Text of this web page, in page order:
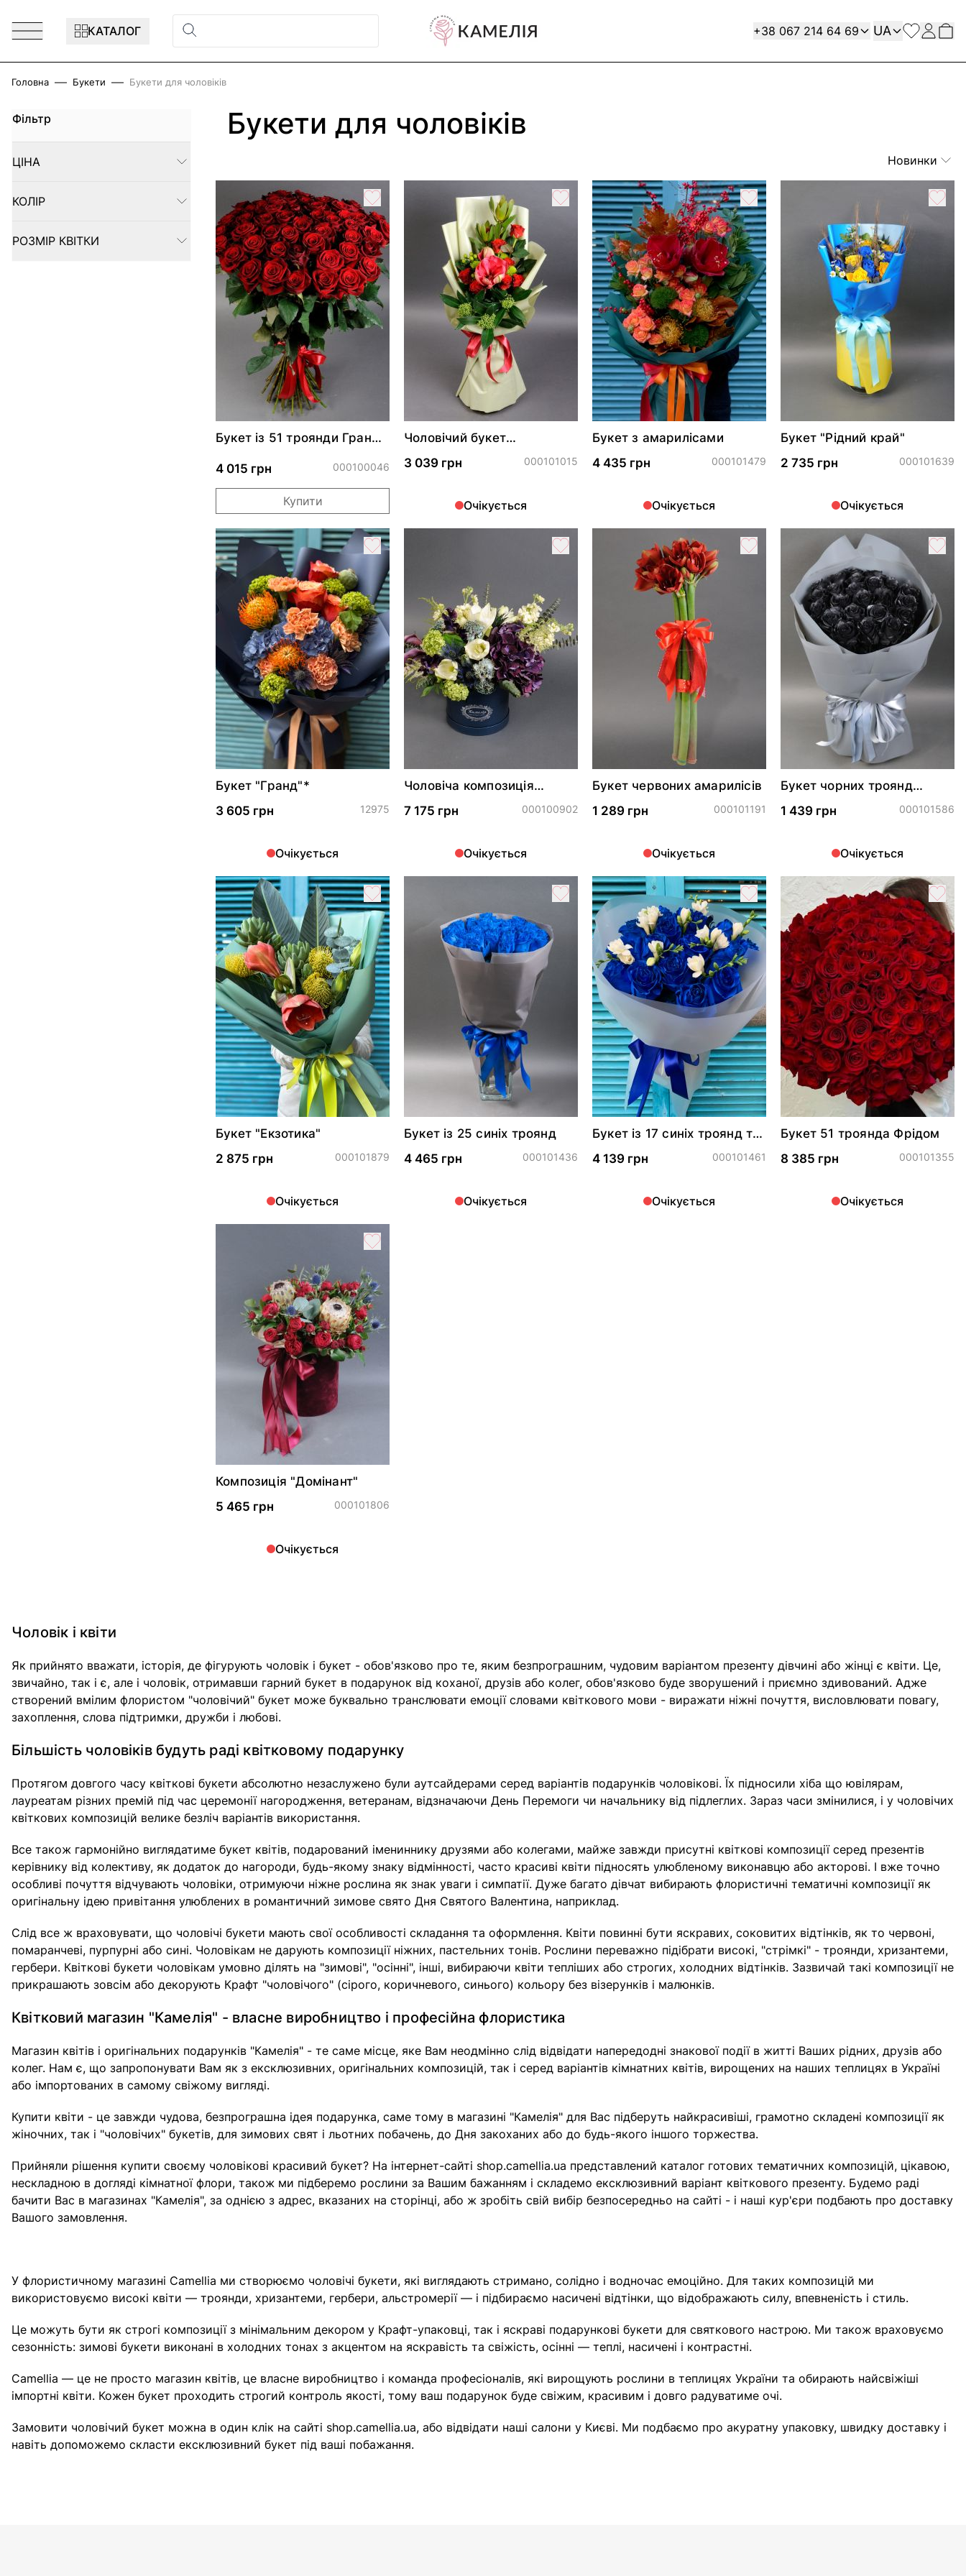
КАТАЛОГ
Contact
+38 067 214 64 69 Мова
UA
Головна Букети Букети для чоловіків
Фільтр
ЦІНА
FILTER
КОЛІР
FILTER
РОЗМІР КВІТКИ
FILTER
Букети для чоловіків
Новинки
Букет із 51 троянди Гран
4 015 грн
000100046
Купити
Чоловічий букет
3 039 грн
000101015
Очікується
Букет з амарилісами
4 435 грн
000101479
Очікується
Букет "Рідний край"
2 735 грн
000101639
Очікується
Букет "Гранд"*
3 605 грн
12975
Очікується
Чоловіча композиція
7 175 грн
000100902
Очікується
Букет червоних амарилісів
1 289 грн
000101191
Очікується
Букет чорних троянд
1 439 грн
000101586
Очікується
Букет "Екзотика"
2 875 грн
000101879
Очікується
Букет із 25 синіх троянд
4 465 грн
000101436
Очікується
Букет із 17 синіх троянд та
4 139 грн
000101461
Очікується
Букет 51 троянда Фрідом
8 385 грн
000101355
Очікується
Композиція "Домінант"
5 465 грн
000101806
Очікується
Чоловік і квіти
Як прийнято вважати, історія, де фігурують чоловік і букет - обов'язково про те, яким безпрограшним, чудовим варіантом презенту дівчині або жінці є квіти. Це,
звичайно, так і є, але і чоловік, отримавши гарний букет в подарунок від коханої, друзів або колег, обов'язково буде зворушений і приємно здивований. Адже
створений вмілим флористом "чоловічий" букет може буквально транслювати емоції словами квіткового мови - виражати ніжні почуття, висловлювати повагу,
захоплення, слова підтримки, дружби і любові.
Більшість чоловіків будуть раді квітковому подарунку
Протягом довгого часу квіткові букети абсолютно незаслужено були аутсайдерами серед варіантів подарунків чоловікові. Їх підносили хіба що ювілярам, ​​
лауреатам різних премій під час церемонії нагородження, ветеранам, відзначаючи День Перемоги чи начальнику від підлеглих. Зараз часи змінилися, і у чоловічих
квіткових композицій велике безліч варіантів використання.
Все також гармонійно виглядатиме букет квітів, подарований імениннику друзями або колегами, майже завжди присутні квіткові композиції серед презентів
керівнику від колективу, як додаток до нагороди, будь-якому знаку відмінності, часто красиві квіти підносять улюбленому виконавцю або акторові. І вже точно
особливі почуття відчувають чоловіки, отримуючи ніжне рослина як знак уваги і симпатії. Дуже багато дівчат вибирають флористичні тематичні композиції як
оригінальну ідею привітання улюблених в романтичний зимове свято Дня Святого Валентина, наприклад.
Слід все ж враховувати, що чоловічі букети мають свої особливості складання та оформлення. Квіти повинні бути яскравих, соковитих відтінків, як то червоні,
помаранчеві, пурпурні або сині. Чоловікам не дарують композиції ніжних, пастельних тонів. Рослини переважно підібрати високі, "стрімкі" - троянди, хризантеми,
гербери. Квіткові букети чоловікам умовно ділять на "зимові", "осінні", інші, вибираючи квіти тепліших або строгих, холодних відтінків. Зазвичай такі композиції не
прикрашають зовсім або декорують Крафт "чоловічого" (сірого, коричневого, синього) кольору без візерунків і малюнків.
Квітковий магазин "Камелія" - власне виробництво і професійна флористика
Магазин квітів і оригінальних подарунків "Камелія" - те саме місце, яке Вам неодмінно слід відвідати напередодні знакової події в житті Ваших рідних, друзів або
колег. Нам є, що запропонувати Вам як з ексклюзивних, оригінальних композицій, так і серед варіантів кімнатних квітів, вирощених на наших теплицях в Україні
або імпортованих в самому свіжому вигляді.
Купити квіти - це завжди чудова, безпрограшна ідея подарунка, саме тому в магазині "Камелія" для Вас підберуть найкрасивіші, грамотно складені композиції як
жіночних, так і "чоловічих" букетів, для зимових свят і льотних побачень, до Дня закоханих або до будь-якого іншого торжества.
Прийняли рішення купити своєму чоловікові красивий букет? На інтернет-сайті shop.camellia.ua представлений каталог готових тематичних композицій, цікавою,
нескладною в догляді кімнатної флори, також ми підберемо рослини за Вашим бажанням і складемо ексклюзивний варіант квіткового презенту. Будемо раді
бачити Вас в магазинах "Камелія", за однією з адрес, вказаних на сторінці, або ж зробіть свій вибір безпосередньо на сайті - і наші кур'єри подбають про доставку
Вашого замовлення.
У флористичному магазині Camellia ми створюємо чоловічі букети, які виглядають стримано, солідно і водночас емоційно. Для таких композицій ми
використовуємо високі квіти — троянди, хризантеми, гербери, альстромерії — і підбираємо насичені відтінки, що відображають силу, впевненість і стиль.
Це можуть бути як строгі композиції з мінімальним декором у Крафт-упаковці, так і яскраві подарункові букети для святкового настрою. Ми також враховуємо
сезонність: зимові букети виконані в холодних тонах з акцентом на яскравість та свіжість, осінні — теплі, насичені і контрастні.
Camellia — це не просто магазин квітів, це власне виробництво і команда професіоналів, які вирощують рослини в теплицях України та обирають найсвіжіші
імпортні квіти. Кожен букет проходить строгий контроль якості, тому ваш подарунок буде свіжим, красивим і довго радуватиме очі.
Замовити чоловічий букет можна в один клік на сайті shop.camellia.ua, або відвідати наші салони у Києві. Ми подбаємо про акуратну упаковку, швидку доставку і
навіть допоможемо скласти ексклюзивний букет під ваші побажання.